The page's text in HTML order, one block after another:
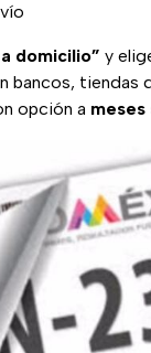
domicilio” y
bancos, tiendas
opción a